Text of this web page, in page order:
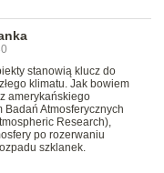
stanowią klucz do
klimatu. Jak bowiem
amerykańskiego
Badań Atmosferycznych
Research),
po rozerwaniu
szklanek.